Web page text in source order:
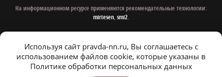
На информационном ресурсе применяются рекомендательные технологии:
mirtesen,smi2.
© 1997 - 2026 Газета «Нижегородская правда»
Политика конфиденциальности
Согласие на обработку персональных данных
Используя сайт pravda-nn.ru, Вы соглашаетесь с
использованием файлов cookie, которые указаны в
Политике обработки персональных данных